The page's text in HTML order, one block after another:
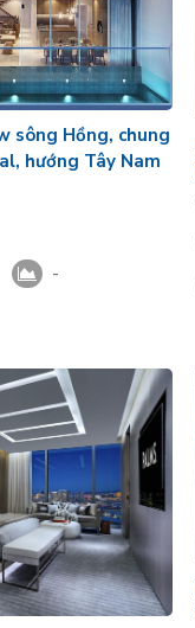
sông Hồng, chung
hướng Tây Nam
-